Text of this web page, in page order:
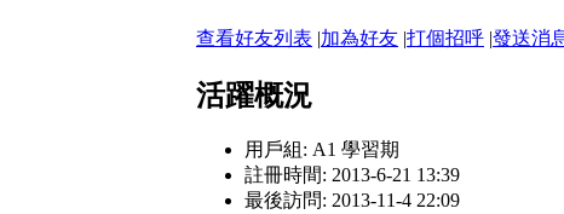
查看好友列表 |加為好友 |打個招呼 |發送消
活躍概況
用戶組: A1 學習期
註冊時間: 2013-6-21 13:39
最後訪問: 2013-11-4 22:09